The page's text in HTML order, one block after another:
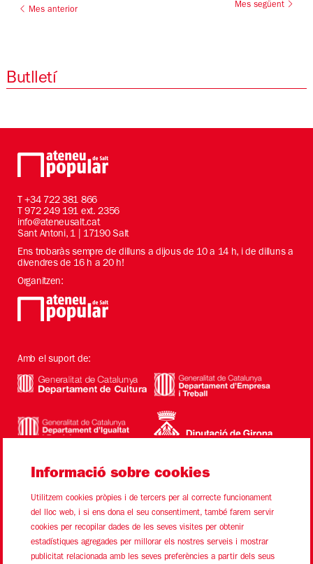
Mes anterior
Mes següent
Butlletí
T+34 722 381 866
T 972 249 191 ext. 2356
info@ateneusalt.cat
Sant Antoni, 1 | 17190 Salt
Ens trobaràs sempre de dilluns a dijous de 10 a 14 h, i de dilluns a
divendres de 16 h a 20 h!
Organitzen:
Amb el suport de:
Sitemap Avís Legal Ús de Cookies Contacte
Informació sobre cookies
Utilitzem cookies pròpies i de tercers per al correcte funcionament
del lloc web, i si ens dona el seu consentiment, també farem servir
cookies per recopilar dades de les seves visites per obtenir
estadístiques agregades per millorar els nostres serveis i mostrar
publicitat relacionada amb les seves preferències a partir dels seus